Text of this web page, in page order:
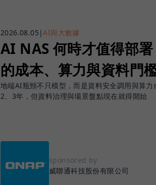
2026.08.05 |AI與大數據
AI NAS 何時才值得部
的成本、算力與資料門
地端AI瓶頸不只模型，而是資料安全調用與算
2、3年，但資料治理與場景盤點現在就得開始
sponsored by
威聯通科技股份有限公司